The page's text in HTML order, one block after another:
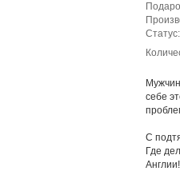
себе
С
Где
Англии!